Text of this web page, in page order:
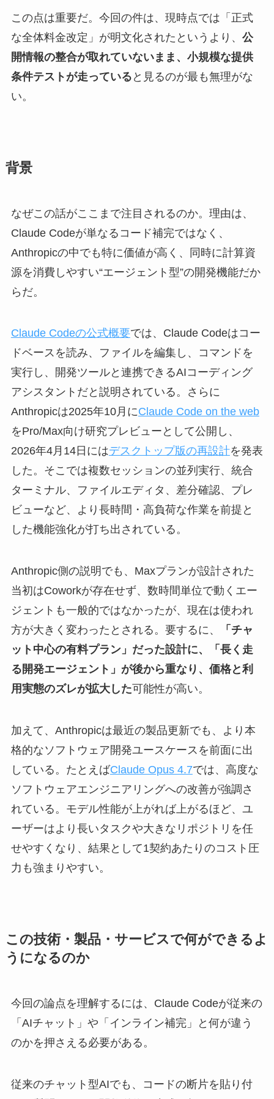
この点は重要だ。今回の件は、現時点では「正式
な全体料金改定」が明文化されたというより、 公
開情報の整合が取れていないまま、小規模な提供
条件テストが走っている と見るのが最も無理がな
い。
背景
なぜこの話がここまで注目されるのか。理由は、
Claude Codeが単なるコード補完ではなく、
Anthropicの中でも特に価値が高く、同時に計算資
源を消費しやすい“エージェント型”の開発機能だか
らだ。
Claude Codeの公式概要では、Claude Codeはコー
ドベースを読み、ファイルを編集し、コマンドを
実行し、開発ツールと連携できるAIコーディング
アシスタントだと説明されている。さらに
Anthropicは2025年10月にClaude Code on the web
をPro/Max向け研究プレビューとして公開し、
2026年4月14日にはデスクトップ版の再設計を発表
した。そこでは複数セッションの並列実行、統合
ターミナル、ファイルエディタ、差分確認、プレ
ビューなど、より長時間・高負荷な作業を前提と
した機能強化が打ち出されている。
Anthropic側の説明でも、Maxプランが設計された
当初はCoworkが存在せず、数時間単位で動くエー
ジェントも一般的ではなかったが、現在は使われ
方が大きく変わったとされる。要するに、
「チャ
ット中心の有料プラン」だった設計に、「長く走
る開発エージェント」が後から重なり、価格と利
用実態のズレが拡大した可能性が高い。
加えて、Anthropicは最近の製品更新でも、より本
格的なソフトウェア開発ユースケースを前面に出
している。たとえばClaude Opus 4.7では、高度な
ソフトウェアエンジニアリングへの改善が強調さ
れている。モデル性能が上がれば上がるほど、ユ
ーザーはより長いタスクや大きなリポジトリを任
せやすくなり、結果として1契約あたりのコスト圧
力も強まりやすい。
この技術・製品・サービスで何ができるよ
うになるのか
今回の論点を理解するには、Claude Codeが従来の
「AIチャット」や「インライン補完」と何が違う
のかを押さえる必要がある。
従来のチャット型AIでも、コードの断片を貼り付